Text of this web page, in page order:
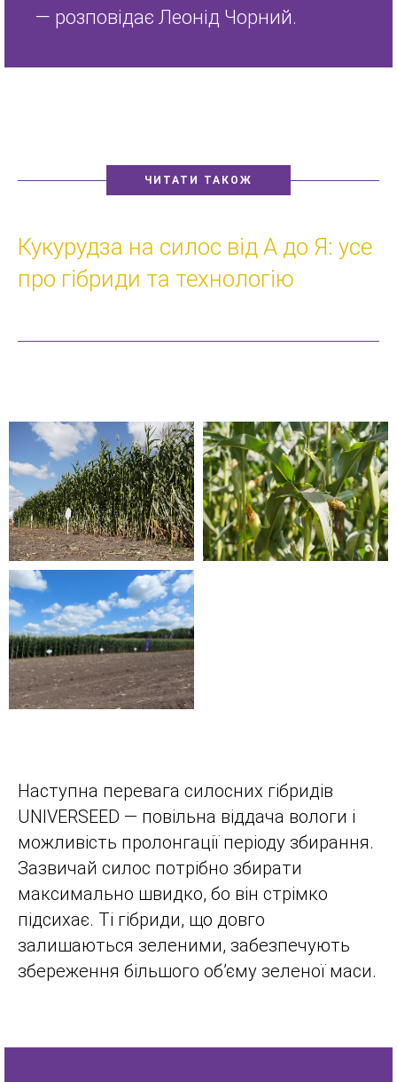
— розповідає Леонід Чорний.
ЧИТАТИ ТАКОЖ
Кукурудза на силос від А до Я: усе
про гібриди та технологію
Наступна перевага силосних гібридів
UNIVERSEED — повільна віддача вологи і
можливість пролонгації періоду збирання.
Зазвичай силос потрібно збирати
максимально швидко, бо він стрімко
підсихає. Ті гібриди, що довго
залишаються зеленими, забезпечують
збереження більшого об’єму зеленої маси.